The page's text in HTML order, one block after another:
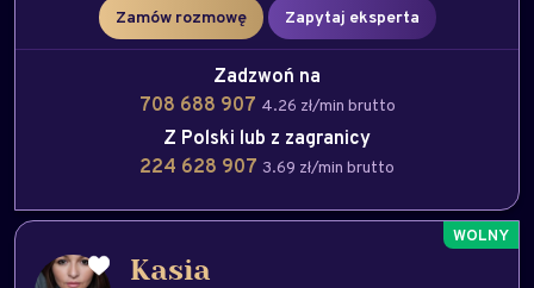
Zamów rozmowę Zapytaj eksperta
Zadzwoń na
708 688 907 4.26 zł/min brutto
Z Polski lub z zagranicy
224 628 907 3.69 zł/min brutto
Kasia